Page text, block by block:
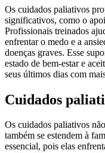
Os cuidados paliativos
significativos, como o
Profissionais treinados
enfrentar o medo e a
doenças graves. Esse
estado de bem-estar e
seus últimos dias com
Cuidados
Os cuidados paliativos
também se estendem à
essencial, pois elas